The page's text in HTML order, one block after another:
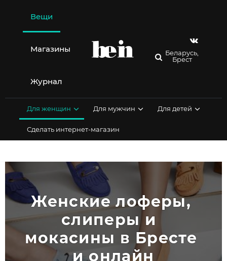
содержимому
Вещи
Магазины
Журнал
Беларусь,
Брест
Для женщин Для мужчин Для детей
Сделать интернет-магазин
Женские лоферы,
слиперы и
мокасины в Бресте
и онлайн